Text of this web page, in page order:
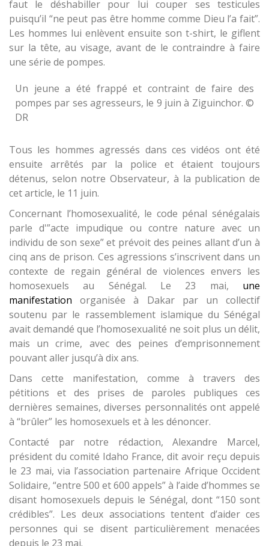
faut le déshabiller pour lui couper ses testicules
puisqu’il “ne peut pas être homme comme Dieu l’a fait”.
Les hommes lui enlèvent ensuite son t-shirt, le giflent
sur la tête, au visage, avant de le contraindre à faire
une série de pompes.
Un jeune a été frappé et contraint de faire des
pompes par ses agresseurs, le 9 juin à Ziguinchor. ©
DR
Tous les hommes agressés dans ces vidéos ont été
ensuite arrêtés par la police et étaient toujours
détenus, selon notre Observateur, à la publication de
cet article, le 11 juin.
Concernant l’homosexualité, le code pénal sénégalais
parle d'”acte impudique ou contre nature avec un
individu de son sexe” et prévoit des peines allant d’un à
cinq ans de prison. Ces agressions s’inscrivent dans un
contexte de regain général de violences envers les
homosexuels au Sénégal. Le 23 mai, une
manifestation organisée à Dakar par un collectif
soutenu par le rassemblement islamique du Sénégal
avait demandé que l’homosexualité ne soit plus un délit,
mais un crime, avec des peines d’emprisonnement
pouvant aller jusqu’à dix ans.
Dans cette manifestation, comme à travers des
pétitions et des prises de paroles publiques ces
dernières semaines, diverses personnalités ont appelé
à “brûler” les homosexuels et à les dénoncer.
Contacté par notre rédaction, Alexandre Marcel,
président du comité Idaho France, dit avoir reçu depuis
le 23 mai, via l’association partenaire Afrique Occident
Solidaire, “entre 500 et 600 appels” à l’aide d’hommes se
disant homosexuels depuis le Sénégal, dont “150 sont
crédibles”. Les deux associations tentent d’aider ces
personnes qui se disent particulièrement menacées
depuis le 23 mai.